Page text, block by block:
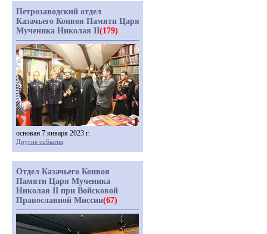
Петрозаводский отдел
Казачьего Конвоя Памяти Царя
Мученика Николая II(179)
основан 7 января 2023 г.
Другие события
Отдел Казачьего Конвоя
Памяти Царя Мученика
Николая II при Войсковой
Православной Миссии(67)